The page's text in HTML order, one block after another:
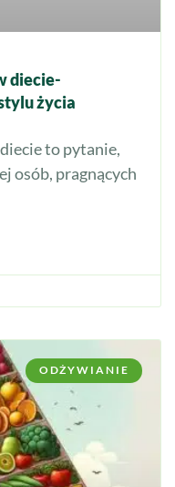
diecie-
życia
to pytanie,
osób, pragnących
ODŻYWIANIE